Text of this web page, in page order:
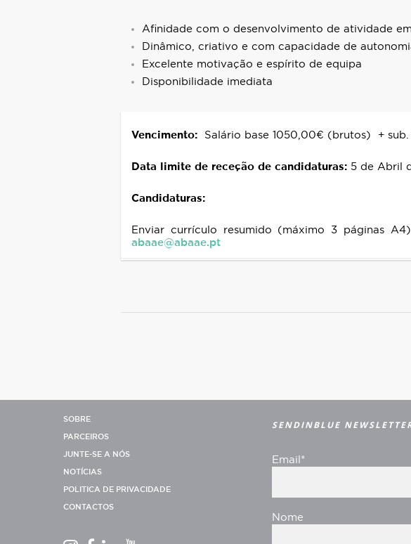
Afinidade com o desenvolvimento de atividade
Dinâmico, criativo e com capacidade de
Excelente motivação e espírito de equipa
Disponibilidade imediata
Vencimento: Salário base 1050,00€ (brutos) + sub.
Data limite de receção de candidaturas: 5 de Abril
Candidaturas:
Enviar currículo resumido (máximo 3 páginas
abaae@abaae.pt
SOBRE
PARCEIROS
JUNTE-SE A NÓS
NOTÍCIAS
POLITICA DE PRIVACIDADE
CONTACTOS
SENDINBLUE
Email*
Nome